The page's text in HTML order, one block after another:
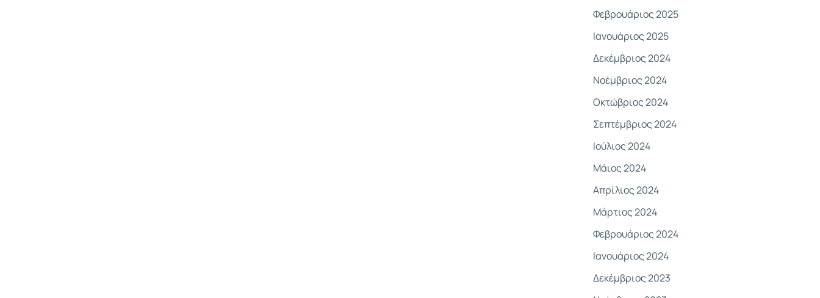
Φεβρουάριος 2025
Ιανουάριος 2025
Δεκέμβριος 2024
Νοέμβριος 2024
Οκτώβριος 2024
Σεπτέμβριος 2024
Ιούλιος 2024
Μάιος 2024
Απρίλιος 2024
Μάρτιος 2024
Φεβρουάριος 2024
Ιανουάριος 2024
Δεκέμβριος 2023